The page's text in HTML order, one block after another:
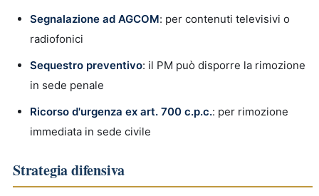
Segnalazione ad AGCOM: per contenuti televisivi o
radiofonici
Sequestro preventivo: il PM può disporre la rimozione
in sede penale
Ricorso d'urgenza ex art. 700 c.p.c.: per rimozione
immediata in sede civile
Strategia difensiva